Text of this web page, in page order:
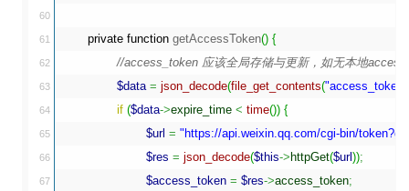
60
61
62
63
64
65
66
67
private function getAccessToken() {
//access_token 应该全局存储与更新，如无本地
$data = json_decode(file_get_contents(
if ($data->expire_time < time()) {
$url = "https://api.weixin.qq.com/cgi-bin/
$res = json_decode($this->httpGet($url));
$access_token = $res->access_token;